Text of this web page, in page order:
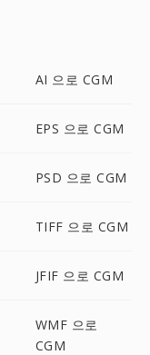
AI 으로 CGM
EPS 으로 CGM
PSD 으로 CGM
TIFF 으로 CGM
JFIF 으로 CGM
WMF 으로
CGM